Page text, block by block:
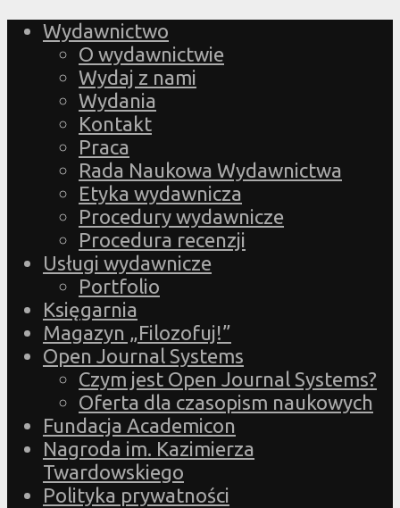
Wydawnictwo
O wydawnictwie
Wydaj z nami
Wydania
Kontakt
Praca
Rada Naukowa Wydawnictwa
Etyka wydawnicza
Procedury wydawnicze
Procedura recenzji
Usługi wydawnicze
Portfolio
Księgarnia
Magazyn „Filozofuj!”
Open Journal Systems
Czym jest Open Journal Systems?
Oferta dla czasopism naukowych
Fundacja Academicon
Nagroda im. Kazimierza
Twardowskiego
Polityka prywatności